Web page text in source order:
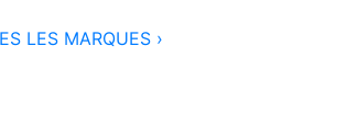
LES MARQUES ›